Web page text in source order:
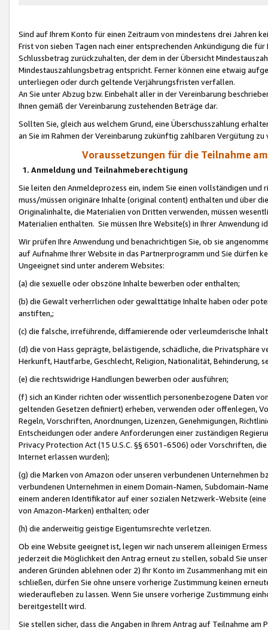
Sind auf Ihrem Konto für einen Zeitraum von mindestens drei Jahren
Frist von sieben Tagen nach einer entsprechenden Ankündigung die
Schlussbetrag zurückzuhalten, der dem in der Übersicht
Mindestauszahlungsbetrag entspricht. Ferner können eine etwaig
unterliegen oder durch geltende Verjährungsfristen verfallen.
An Sie unter Abzug bzw. Einbehalt aller in der Vereinbarung
Ihnen gemäß der Vereinbarung zustehenden Beträge dar.
Sollten Sie, gleich aus welchem Grund, eine Überschusszahlung
an Sie im Rahmen der Vereinbarung zukünftig zahlbaren Vergütung zu
Voraussetzungen für die Teilnahme
1. Anmeldung und Teilnahmeberechtigung
Sie leiten den Anmeldeprozess ein, indem Sie einen vollständigen
muss/müssen originäre Inhalte (original content) enthalten und über
Originalinhalte, die Materialien von Dritten verwenden, müssen
Materialien enthalten. Sie müssen Ihre Website(s) in Ihrer Anwendung
Wir prüfen Ihre Anwendung und benachrichtigen Sie, ob sie
auf Aufnahme Ihrer Website in das Partnerprogramm und Sie dürfen
Ungeeignet sind unter anderem Websites:
(a) die sexuelle oder obszöne Inhalte bewerben oder enthalten;
(b) die Gewalt verherrlichen oder gewalttätige Inhalte haben oder
anstiften,;
(c) die falsche, irreführende, diffamierende oder verleumderische
(d) die von Hass geprägte, belästigende, schädliche, die Privatsphäre
Herkunft, Hautfarbe, Geschlecht, Religion, Nationalität, Behinderung,
(e) die rechtswidrige Handlungen bewerben oder ausführen;
(f) sich an Kinder richten oder wissentlich personenbezogene Daten
geltenden Gesetzen definiert) erheben, verwenden oder offenlegen,
Regeln, Vorschriften, Anordnungen, Lizenzen, Genehmigungen,
Entscheidungen oder andere Anforderungen einer zuständigen
Privacy Protection Act (15 U.S.C. §§ 6501-6506) oder Vorschriften,
Internet erlassen wurden);
(g) die Marken von Amazon oder unseren verbundenen Unternehmen
verbundenen Unternehmen in einem Domain-Namen, Subdomain-
einem anderen Identifikator auf einer sozialen Netzwerk-Website
von Amazon-Marken) enthalten; oder
(h) die anderweitig geistige Eigentumsrechte verletzen.
Ob eine Website geeignet ist, legen wir nach unserem alleinigen
jederzeit die Möglichkeit den Antrag erneut zu stellen, sobald Sie
anderen Gründen ablehnen oder 2) Ihr Konto im Zusammenhang mit
schließen, dürfen Sie ohne unsere vorherige Zustimmung keinen
wiederaufleben zu lassen. Wenn Sie unsere vorherige Zustimmung
bereitgestellt wird.
Sie stellen sicher, dass die Angaben in Ihrem Antrag auf Teilnahme